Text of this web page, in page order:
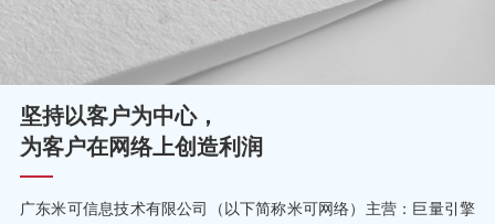
坚持以客户为中心，
为客户在网络上创造利润
广东米可信息技术有限公司（以下简称米可网络）主营：巨量引擎